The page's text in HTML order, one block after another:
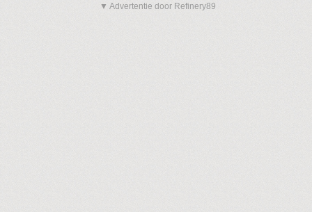
▼ Advertentie door Refinery89